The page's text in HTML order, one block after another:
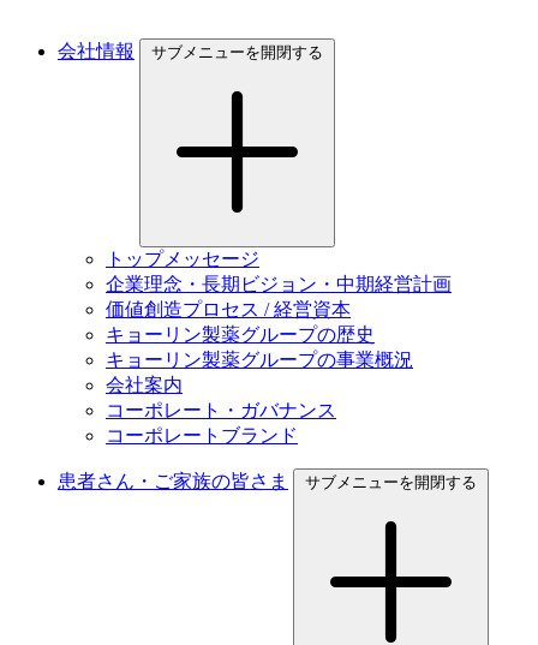
会社情報 サブメニューを開閉する
トップメッセージ
企業理念・長期ビジョン・中期経営計画
価値創造プロセス / 経営資本
キョーリン製薬グループの歴史
キョーリン製薬グループの事業概況
会社案内
コーポレート・ガバナンス
コーポレートブランド
患者さん・ご家族の皆さま サブメニューを開閉する